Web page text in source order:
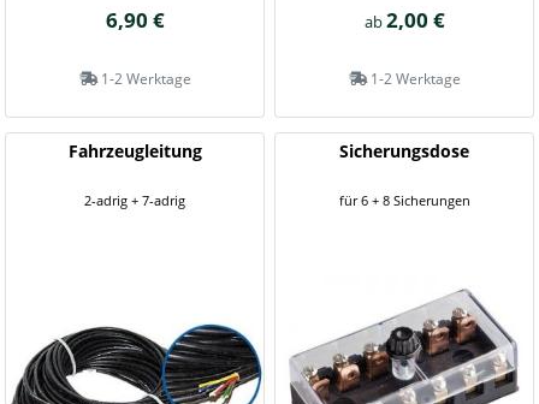
6,90 €
1-2 Werktage
ab2,00 €
1-2 Werktage
Fahrzeugleitung
2-adrig + 7-adrig
Sicherungsdose
für 6 + 8 Sicherungen